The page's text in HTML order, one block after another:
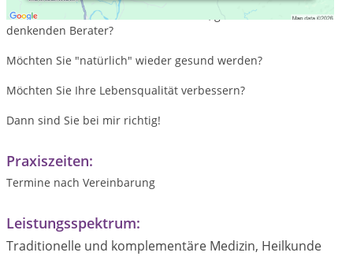
Suchen Sie einen naturheilkundlichen, ganzheitlich
denkenden Berater?
Möchten Sie "natürlich" wieder gesund werden?
Möchten Sie Ihre Lebensqualität verbessern?
Dann sind Sie bei mir richtig!
Praxiszeiten:
Termine nach Vereinbarung
Leistungsspektrum:
Traditionelle und komplementäre Medizin, Heilkunde